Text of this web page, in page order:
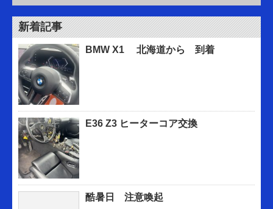
新着記事
BMW X1 北海道から 到着
E36 Z3 ヒーターコア交換
酷暑日 注意喚起